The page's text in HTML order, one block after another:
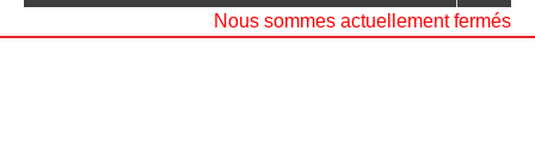
Nous sommes actuellement fermés